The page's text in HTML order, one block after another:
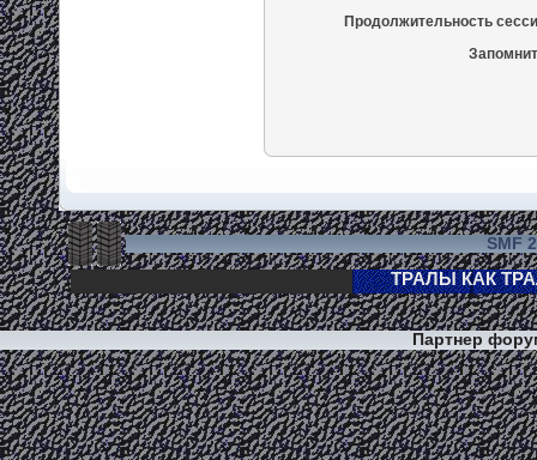
Продолжительность
SMF
Партнер